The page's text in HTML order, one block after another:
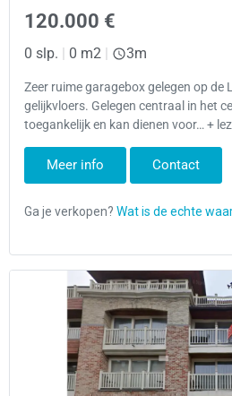
120.000 €
0 slp. 0 m2 3m
Zeer ruime garagebox gelegen op de
gelijkvloers. Gelegen centraal in het
toegankelijk en kan dienen voor… +
Meer info Contact